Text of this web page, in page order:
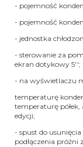
- pojemność
- pojemność
- jednostka
- sterowanie za
ekran dotykowy 5'';
- na wyświetlaczu
temperaturę
temperaturę
edycji;
- spust do
podłączenia próżni